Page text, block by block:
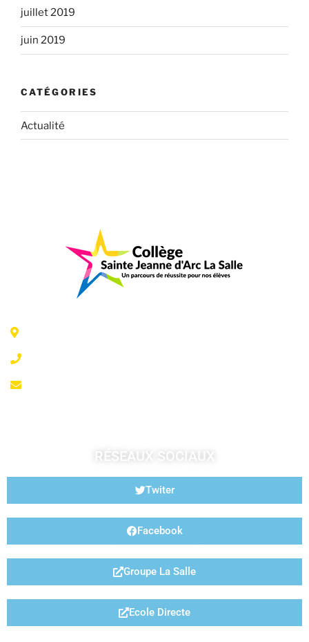
juillet 2019
juin 2019
CATÉGORIES
Actualité
RÉSEAUX SOCIAUX
Twiter
Facebook
Groupe La Salle
Ecole Directe